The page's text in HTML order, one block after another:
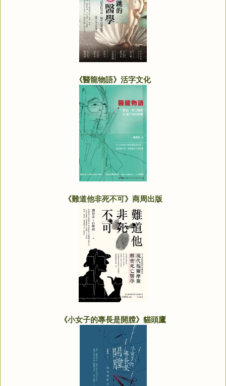
《醫龍物語》活字文化
《難道他非死不可》商周出版
《小女子的專長是開膛》貓頭鷹